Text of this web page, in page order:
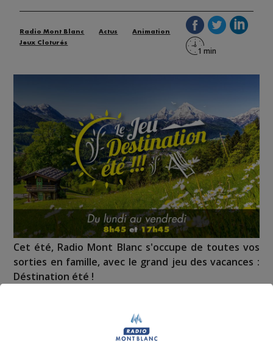
Radio Mont Blanc Actus
Animation
Jeux Cloturés
Cet été, Radio Mont Blanc s'occupe de toutes vos
sorties en famille, avec le grand jeu des vacances :
Déstination été !